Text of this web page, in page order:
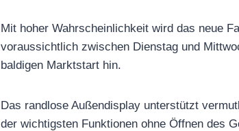
Mit hoher Wahrscheinlichkeit wird das neue
voraussichtlich zwischen Dienstag und
baldigen Marktstart hin.
Das randlose Außendisplay unterstützt
der wichtigsten Funktionen ohne Öffnen des